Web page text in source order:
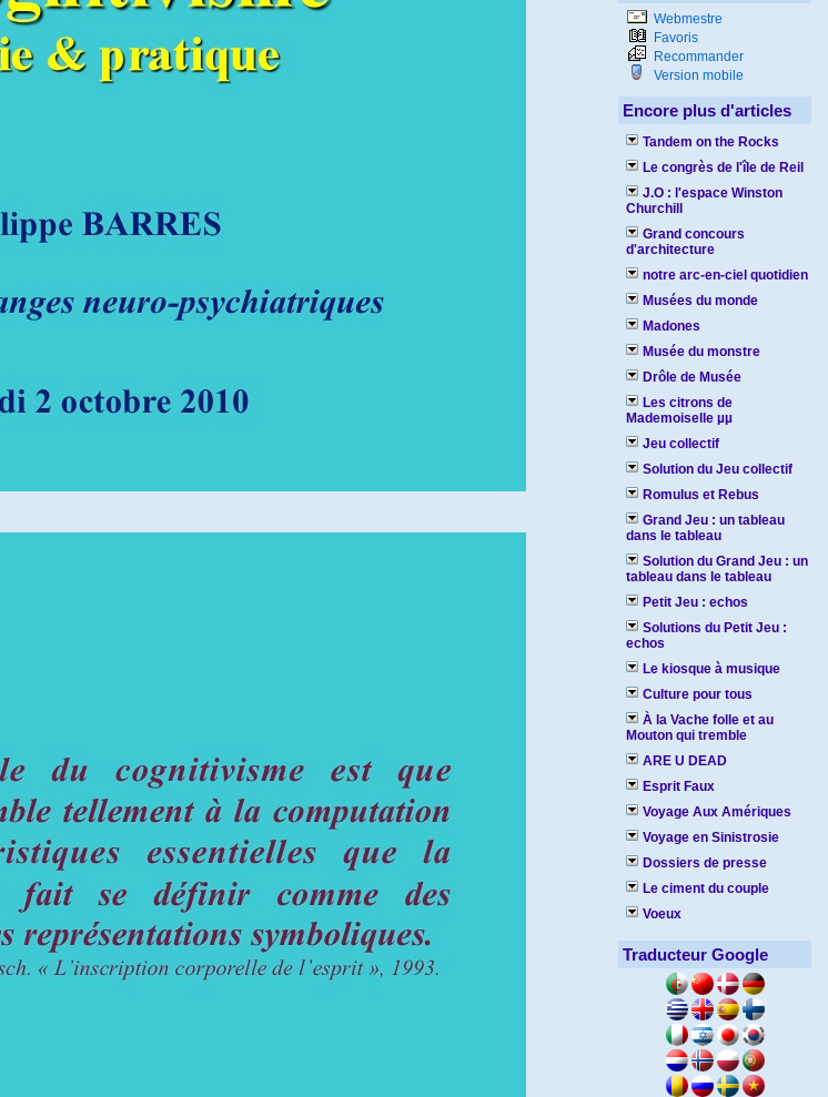
Webmestre
Favoris
Recommander
Version mobile
Encore plus d'articles
Tandem on the Rocks
Le congrès de l'île de Reil
J.O : l'espace Winston
Churchill
Grand concours
d'architecture
notre arc-en-ciel quotidien
Musées du monde
Madones
Musée du monstre
Drôle de Musée
Les citrons de
Mademoiselle µµ
Jeu collectif
Solution du Jeu collectif
Romulus et Rebus
Grand Jeu : un tableau
dans le tableau
Solution du Grand Jeu : un
tableau dans le tableau
Petit Jeu : echos
Solutions du Petit Jeu :
echos
Le kiosque à musique
Culture pour tous
À la Vache folle et au
Mouton qui tremble
ARE U DEAD
Esprit Faux
Voyage Aux Amériques
Voyage en Sinistrosie
Dossiers de presse
Le ciment du couple
Voeux
Traducteur Google